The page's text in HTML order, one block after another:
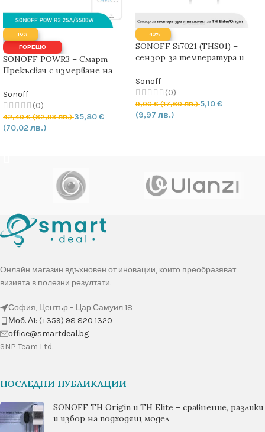
-16%
ГОРЕЩО
SONOFF POWR3 – Смарт
Прекъсвач с измерване на
5500W
Sonoff
(0)
42,40€(82,93 лв.)35,80€
(70,02 лв.)
-43%
SONOFF Si7021 (THS01) –
сензор за температура и
Sonoff
(0)
9,00€(17,60 лв.)5,10€
(9,97 лв.)
Онлайн магазин вдъхновен от иновации, които преобразяват
визията в полезни резултати.
София, Център – Цар Самуил 18
Моб. А1: (+359) 98 820 1320
оffice@smartdeal.bg
SNP Team Ltd.
ПОСЛЕДНИ ПУБЛИКАЦИИ
SONOFF TH Origin и TH Elite – сравнение, разлики
и избор на подходящ модел